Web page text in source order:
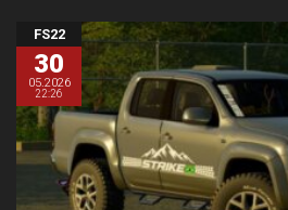
FS22
30
05.2026
22:26